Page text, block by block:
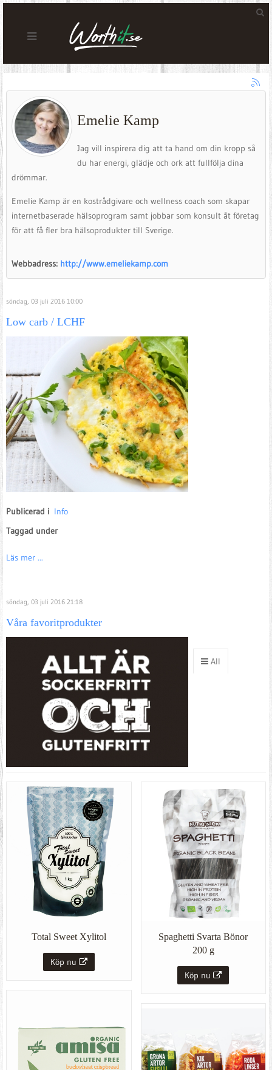
Emelie Kamp
Jag vill inspirera dig att ta hand om din kropp så
du har energi, glädje och ork att fullfölja dina
drömmar.
Emelie Kamp är en kostrådgivare och wellness coach som skapar
internetbaserade hälsoprogram samt jobbar som konsult åt företag
för att få fler bra hälsoprodukter till Sverige.
Webbadress: http://www.emeliekamp.com
söndag, 03 juli 2016 10:00
Low carb / LCHF
Publicerad i Info
Taggad under
Läs mer ...
söndag, 03 juli 2016 21:18
Våra favoritprodukter
All
Total Sweet Xylitol
Köp nu
Spaghetti Svarta Bönor
200 g
Köp nu